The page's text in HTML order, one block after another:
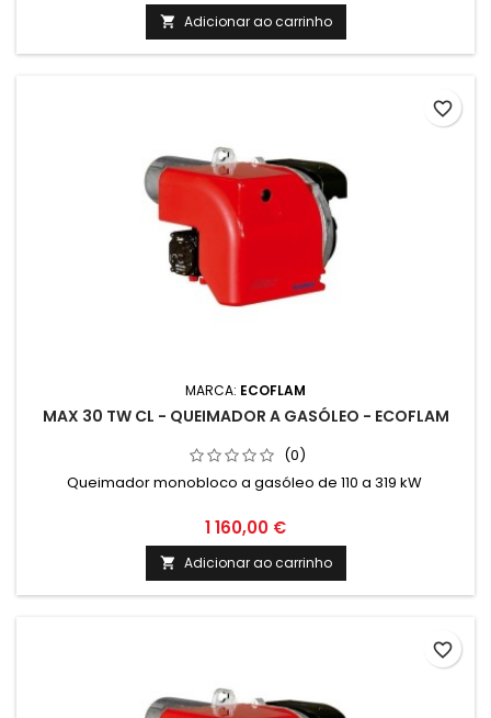
 Adicionar ao carrinho
MARCA: ECOFLAM
MAX 30 TW CL - QUEIMADOR A GASÓLEO - ECOFLAM
(0)
Queimador monobloco a gasóleo de 110 a 319 kW
1 160,00 €
 Adicionar ao carrinho
favorite_border
favorite_border